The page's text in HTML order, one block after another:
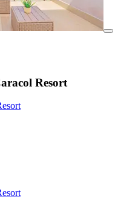
Resort